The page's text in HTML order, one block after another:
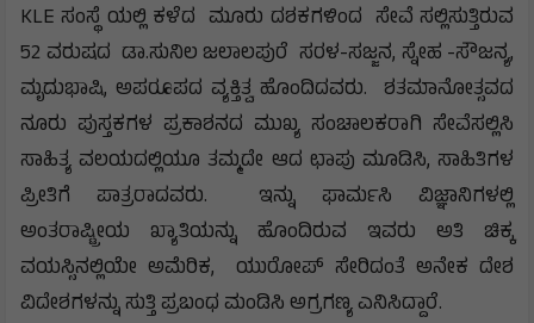
KLE ಸಂಸ್ಥೆ ಯಲ್ಲಿ ಕಳೆದ ಮೂರು ದಶಕಗಳಿಂದ ಸೇವೆ ಸಲ್ಲಿಸುತ್ತಿರುವ
52 ವರುಷದ ಡಾ.ಸುನಿಲ ಜಲಾಲಪುರೆ ಸರಳ-ಸಜ್ಜನ, ಸ್ನೇಹ -ಸೌಜನ್ಯ,
ಮೃದುಭಾಷಿ, ಅಪರೂಪದ ವ್ಯಕ್ತಿತ್ವ ಹೊಂದಿದವರು. ಶತಮಾನೋತ್ಸವದ
ನೂರು ಪುಸ್ತಕಗಳ ಪ್ರಕಾಶನದ ಮುಖ್ಯ ಸಂಚಾಲಕರಾಗಿ ಸೇವೆಸಲ್ಲಿಸಿ
ಸಾಹಿತ್ಯ ವಲಯದಲ್ಲಿಯೂ ತಮ್ಮದೇ ಆದ ಛಾಪು ಮೂಡಿಸಿ, ಸಾಹಿತಿಗಳ
ಪ್ರೀತಿಗೆ ಪಾತ್ರರಾದವರು. ಇನ್ನು ಫಾರ್ಮಸಿ ವಿಜ್ಞಾನಿಗಳಲ್ಲಿ
ಅಂತರಾಷ್ಟ್ರೀಯ ಖ್ಯಾತಿಯನ್ನು ಹೊಂದಿರುವ ಇವರು ಅತಿ ಚಿಕ್ಕ
ವಯಸ್ಸಿನಲ್ಲಿಯೇ ಅಮೆರಿಕ, ಯುರೋಪ್ ಸೇರಿದಂತೆ ಅನೇಕ ದೇಶ
ವಿದೇಶಗಳನ್ನು ಸುತ್ತಿ ಪ್ರಬಂಧ ಮಂಡಿಸಿ ಅಗ್ರಗಣ್ಯ ಎನಿಸಿದ್ದಾರೆ.